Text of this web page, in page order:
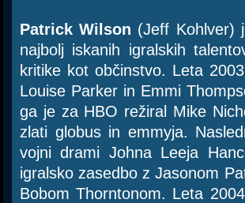
Patrick Wilson (Jeff Kohlver)
najbolj iskanih igralskih
kritike kot občinstvo. Leta
Louise Parker in Emmi
ga je za HBO režiral Mike
zlati globus in emmyja.
vojni drami Johna Leeja
igralsko zasedbo z Jasonom
Bobom Thorntonom. Leta